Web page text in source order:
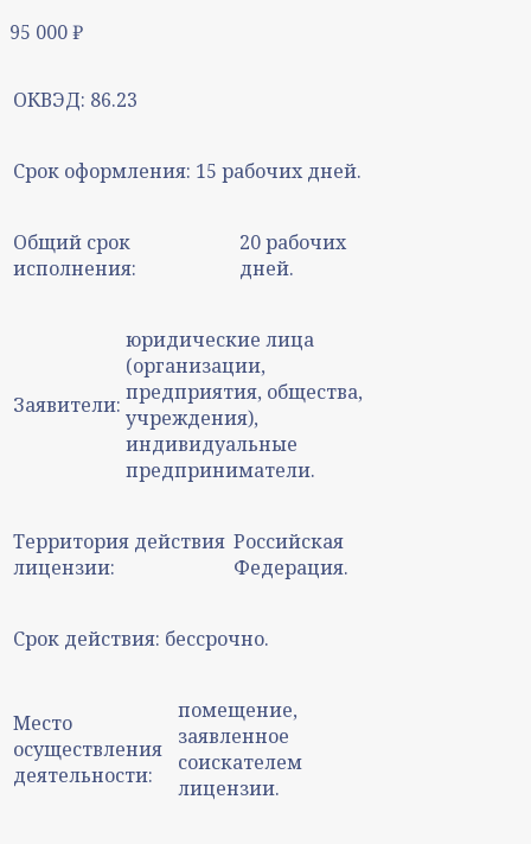
95 000₽
ОКВЭД: 86.23
Срок оформления: 15 рабочих дней.
Общий срок
исполнения:
20 рабочих
дней.
Заявители:
юридические лица
(организации,
предприятия, общества,
учреждения),
индивидуальные
предприниматели.
Территория действия
лицензии:
Российская
Федерация.
Срок действия: бессрочно.
Место
осуществления
деятельности:
помещение,
заявленное
соискателем
лицензии.